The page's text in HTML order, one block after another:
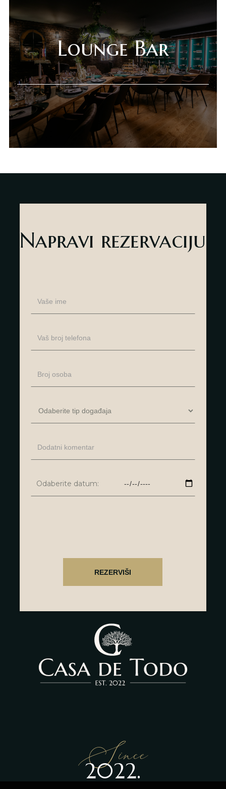
Gift Shop
O nama
Deli Market
Lounge Bar
Kontakt
sres
Lounge Bar
Since
2022.
Napravi rezervaciju
Odaberite datum: